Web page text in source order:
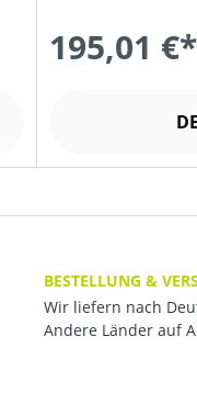
195,01 €*
BESTELLUNG &
Wir liefern nach
Andere Länder auf